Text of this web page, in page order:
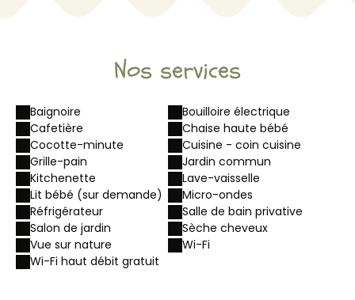
Nos services
Baignoire
Bouilloire électrique
Cafetière
Chaise haute bébé
Cocotte-minute
Cuisine - coin cuisine
Grille-pain
Jardin commun
Kitchenette
Lave-vaisselle
Lit bébé (sur demande)
Micro-ondes
Réfrigérateur
Salle de bain privative
Salon de jardin
Sèche cheveux
Vue sur nature
Wi-Fi
Wi-Fi haut débit gratuit